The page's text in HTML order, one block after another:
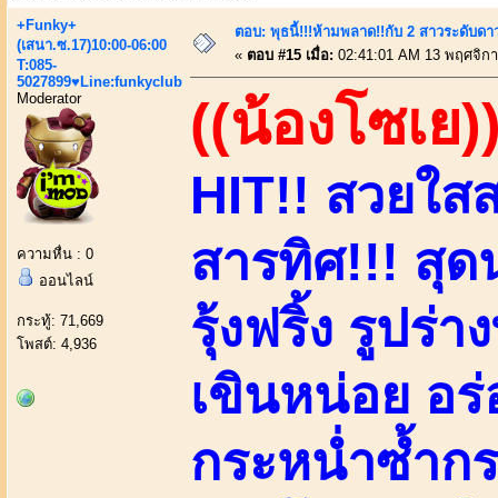
+Funky+
(เสนา.ซ.17)10:00-06:00
T:085-
5027899♥Line:funkyclub
Moderator
ความหื่น : 0
ออนไลน์
กระทู้: 71,669
โพสต์: 4,936
ตอบ: พุธนี้!!!ห้ามพลาด!!กับ 2 สาวระดับดา
« ตอบ #15 เมื่อ: 02:41:01 AM 13 พฤศจิก
((น้องโซเย
HIT!! สวยใ
สารทิศ!!! สุด
รุ้งฟริ้ง รูปร่
เขินหน่อย อ
กระหน่ำซ้ำก